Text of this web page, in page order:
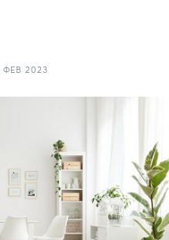
ФЕВ 2023